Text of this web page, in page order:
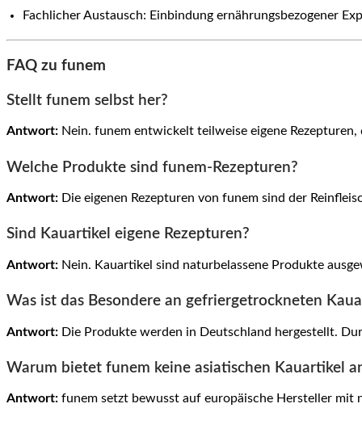
Fachlicher Austausch: Einbindung ernährungsbezogener
FAQ zu funem
Stellt funem selbst her?
Antwort: Nein. funem entwickelt teilweise eigene
Welche Produkte sind funem-Rezepturen?
Antwort: Die eigenen Rezepturen von funem sind der
Sind Kauartikel eigene Rezepturen?
Antwort: Nein. Kauartikel sind naturbelassene Produkte
Was ist das Besondere an gefriergetrockneten
Antwort: Die Produkte werden in Deutschland hergestellt.
Warum bietet funem keine asiatischen Kauartikel
Antwort: funem setzt bewusst auf europäische Hersteller